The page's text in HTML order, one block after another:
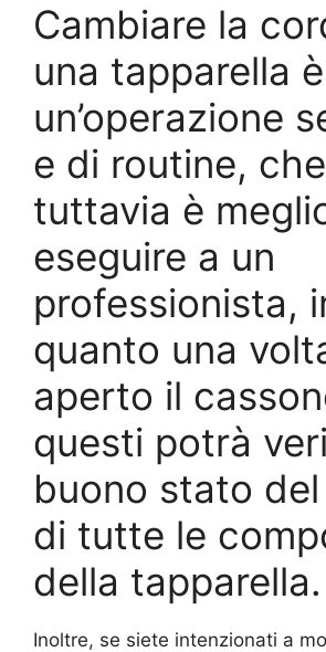
Cambiare la
una tapparella è
un’operazione
e di routine, che
tuttavia è
eseguire a un
professionista,
quanto una
aperto il
questi potrà
buono stato
di tutte le
della tapparella.
Inoltre, se siete intenzionati a